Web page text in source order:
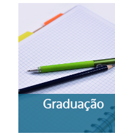
Graduação